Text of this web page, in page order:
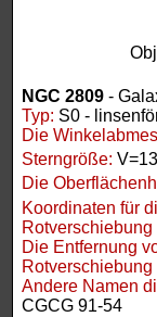
NGC 2809 -
Typ: S0 -
Die
Sterngröße:
Die
Koordinaten für
Rotverschiebung
Die Entfernung
Rotverschiebung
Andere Namen
CGCG 91-54